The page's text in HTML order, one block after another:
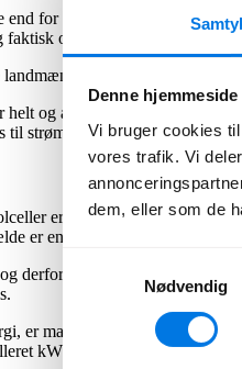
Denne
Vi bruger cookies
vores trafik. Vi
dem, eller som de
Nødvendig
for eksempel solfangere.
også på andet end huse,
og andre jordejere,
helt og aldeles afhængige af
til strøm til for eksempel lys eller
er ikke overraskende på
er en tiendedel af
derfor en bæredygtig
er man afhængig af
kW solcellemodul. I